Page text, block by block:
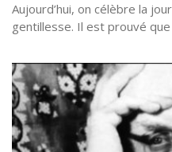
Aujourd’hui, on célèbre la
gentillesse. Il est prouvé que